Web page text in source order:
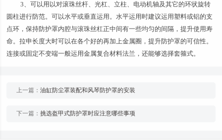
3、可以用以对滚珠丝杆、光杠、立柱、电动机轴及其它的环状旋转
圆柱进行防范。可以水平或垂直运用。水平运用时建议运用塑料或铝的支
点环，保持防护罩内腔与滚珠丝杠正中间有一些均匀的间隔，提升使用寿
命。拉申长度大时可以在各个好的再加上金属圈，提升防护罩的可信性。
连接或固定不变端一般运用金属复合材料法兰，还能够选择套箍式。
上一篇：油缸防尘罩装配和风琴防护罩的安装
下一篇：挑选盔甲式防护罩时应注意哪些事项